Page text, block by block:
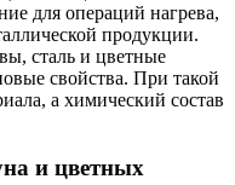
для операций нагрева,
продукции.
сталь и цветные
свойства. При такой
а химический состав
и цветных